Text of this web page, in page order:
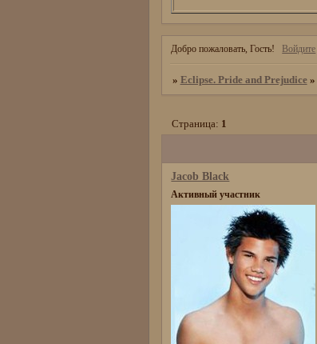
Добро пожаловать, Гость! Войдите
» Eclipse. Pride and Prejudice »
Страница: 1
Jacob Black
Активный участник